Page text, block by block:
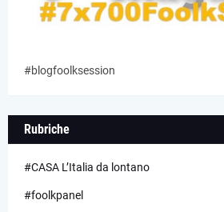
#blogfoolksession
Rubriche
#CASA L’Italia da lontano
#foolkpanel